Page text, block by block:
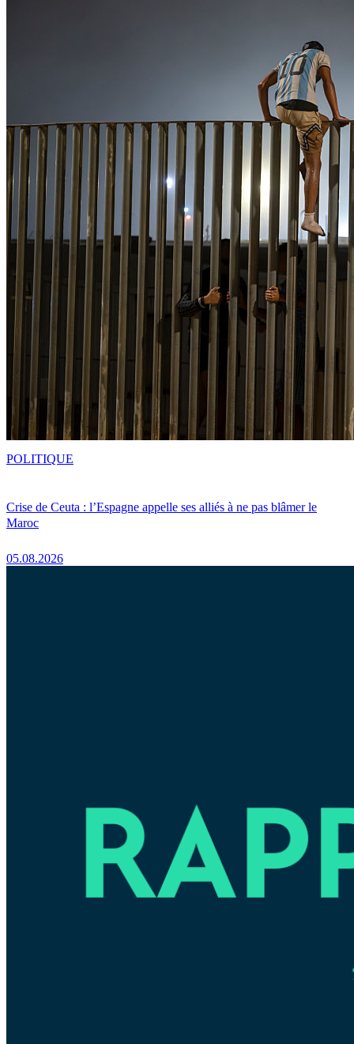
Crise de Ceuta : l’Espagne appelle ses alliés à ne pas blâmer le
Maroc
05.08.2026
POLITIQUE